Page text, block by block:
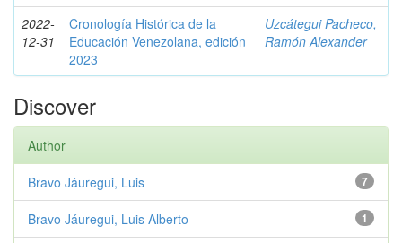
2022-
12-31
Cronología Histórica de la
Educación Venezolana, edición
2023
Uzcátegui Pacheco,
Ramón Alexander
Discover
Author
7
Bravo Jáuregui, Luis
1
Bravo Jáuregui, Luis Alberto